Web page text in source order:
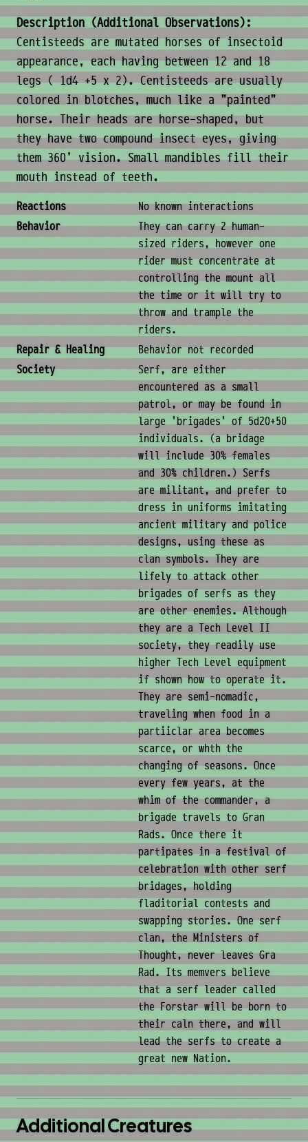
Description (Additional Observations):
Centisteeds are mutated horses of insectoid
appearance, each having between 12 and 18
legs ( 1d4 +5 x 2). Centisteeds are usually
colored in blotches, much like a "painted"
horse. Their heads are horse-shaped, but
they have two compound insect eyes, giving
them 360' vision. Small mandibles fill their
mouth instead of teeth.
Behavior & Society
Reactions
No known interactions
Behavior
They can carry 2 human-
sized riders, however one
rider must concentrate at
controlling the mount all
the time or it will try to
throw and trample the
riders.
Repair & Healing
Behavior not recorded
Society
Serf, are either
encountered as a small
patrol, or may be found in
large 'brigades' of 5d20+50
individuals. (a bridage
will include 30% females
and 30% children.) Serfs
are militant, and prefer to
dress in uniforms imitating
ancient military and police
designs, using these as
clan symbols. They are
lifely to attack other
brigades of serfs as they
are other enemies. Although
they are a Tech Level II
society, they readily use
higher Tech Level equipment
if shown how to operate it.
They are semi-nomadic,
traveling when food in a
partiiclar area becomes
scarce, or whth the
changing of seasons. Once
every few years, at the
whim of the commander, a
brigade travels to Gran
Rads. Once there it
partipates in a festival of
celebration with other serf
bridages, holding
fladitorial contests and
swapping stories. One serf
clan, the Ministers of
Thought, never leaves Gra
Rad. Its memvers believe
that a serf leader called
the Forstar will be born to
their caln there, and will
lead the serfs to create a
great new Nation.
Additional Creatures